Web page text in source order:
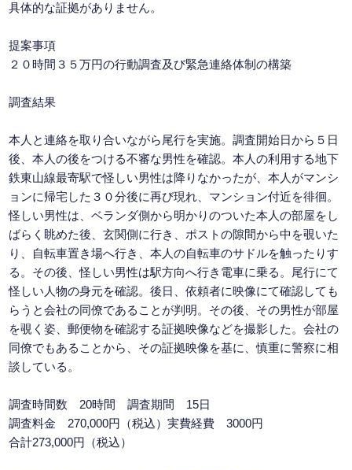
具体的な証拠がありません。
提案事項
２０時間３５万円の行動調査及び緊急連絡体制の構築
調査結果
本人と連絡を取り合いながら尾行を実施。調査開始日から５日
後、本人の後をつける不審な男性を確認。本人の利用する地下
鉄東山線最寄駅で怪しい男性は降りなかったが、本人がマンシ
ョンに帰宅した３０分後に再び現れ、マンション付近を徘徊。
怪しい男性は、ベランダ側から明かりのついた本人の部屋をし
ばらく眺めた後、玄関側に行き、ポストの隙間から中を覗いた
り、自転車置き場へ行き、本人の自転車のサドルを触ったりす
る。その後、怪しい男性は駅方向へ行き電車に乗る。尾行にて
怪しい人物の身元を確認。後日、依頼者に映像にて確認しても
らうと会社の同僚であることが判明。その後、その男性が部屋
を覗く姿、郵便物を確認する証拠映像などを撮影した。会社の
同僚でもあることから、その証拠映像を基に、慎重に警察に相
談している。
調査時間数 20時間 調査期間 15日
調査料金 270,000円（税込）実費経費 3000円
合計273,000円（税込）